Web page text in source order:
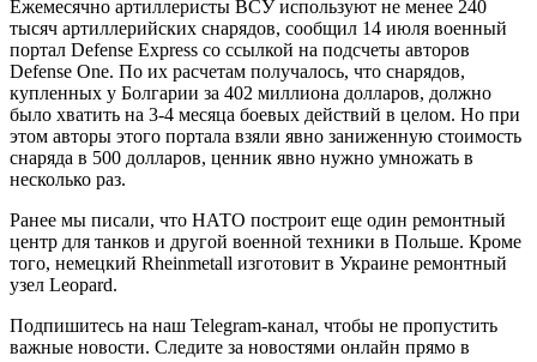
Ежемесячно артиллеристы ВСУ используют не менее 240
тысяч артиллерийских снарядов, сообщил 14 июля военный
портал Defense Express со ссылкой на подсчеты авторов
Defense One. По их расчетам получалось, что снарядов,
купленных у Болгарии за 402 миллиона долларов, должно
было хватить на 3-4 месяца боевых действий в целом. Но при
этом авторы этого портала взяли явно заниженную стоимость
снаряда в 500 долларов, ценник явно нужно умножать в
несколько раз.
Ранее мы писали, что НАТО построит еще один ремонтный
центр для танков и другой военной техники в Польше. Кроме
того, немецкий Rheinmetall изготовит в Украине ремонтный
узел Leopard.
Подпишитесь на наш Telegram-канал, чтобы не пропустить
важные новости. Следите за новостями онлайн прямо в